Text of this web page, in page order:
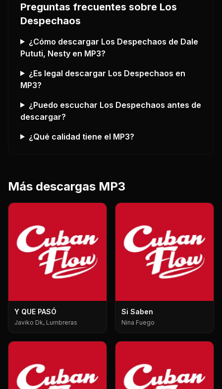
Preguntas frecuentes sobre Los
Despechaos
¿Cómo descargar Los Despechaos de Dale
Pututi, Nesty en MP3?
¿Es legal descargar Los Despechaos en
MP3?
¿Puedo escuchar Los Despechaos antes de
descargar?
¿Qué calidad tiene el MP3?
Más descargas MP3
Y QUE PASÓ
Javiko Dk, Lumbreras
Si Saben
Nina Fuego